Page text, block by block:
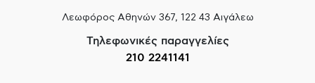
Λεωφόρος Αθηνών 367, 122 43 Αιγάλεω
Τηλεφωνικές παραγγελίες
210 2241141